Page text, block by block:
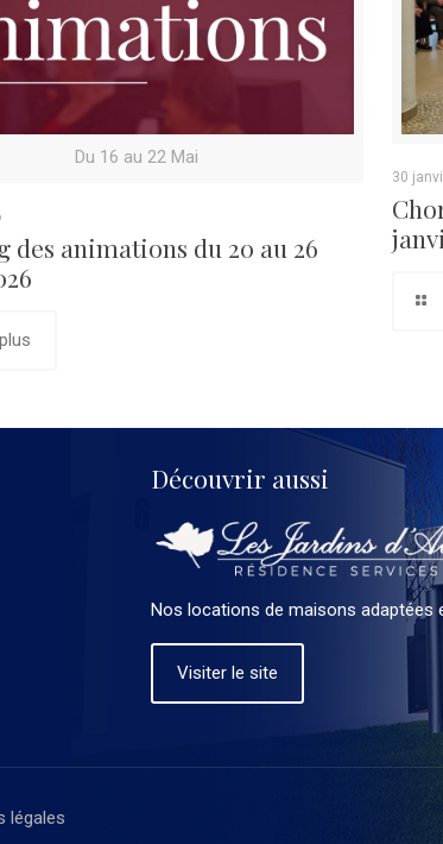
Du 16 au 22 Mai
des animations du 20 au 26
30
Découvrir aussi
Nos locations de maisons adaptées
Visiter le site
légales